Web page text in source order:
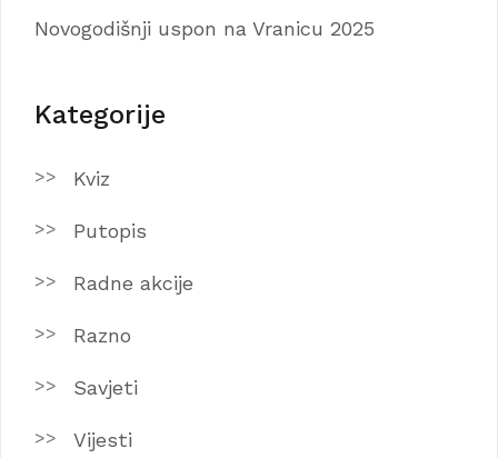
Novogodišnji uspon na Vranicu 2025
Kategorije
Kviz
Putopis
Radne akcije
Razno
Savjeti
Vijesti